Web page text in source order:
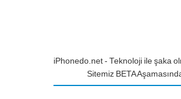
iPhonedo.net - Teknoloji ile şaka
Sitemiz BETA